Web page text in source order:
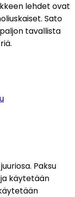
lehdet ovat
Sato
tavallista
Paksu
käytetään